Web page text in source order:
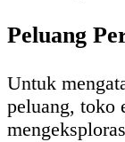
Peluang
Untuk
peluang, toko